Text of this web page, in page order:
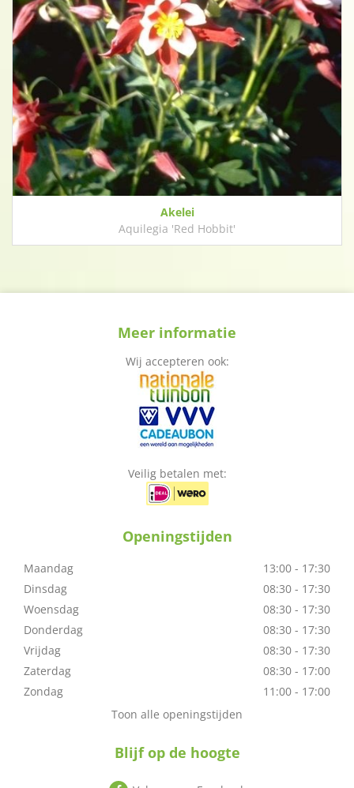
Akelei
Aquilegia 'Red Hobbit'
Meer informatie
Wij accepteren ook:
Veilig betalen met:
Openingstijden
Maandag
13:00 - 17:30
Dinsdag
08:30 - 17:30
Woensdag
08:30 - 17:30
Donderdag
08:30 - 17:30
Vrijdag
08:30 - 17:30
Zaterdag
08:30 - 17:00
Zondag
11:00 - 17:00
Toon alle openingstijden
Blijf op de hoogte